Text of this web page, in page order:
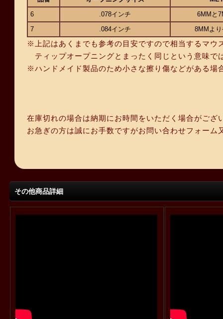
6
.078インチ
6MMと
7
.084インチ 8MMよ
※上記はあくまでも参考の目安ですので相当するマウ
ティップオープニングとまったく同じという意味で
※ハンドメイド製品のため小さな擦り傷などがある場
在庫切れの場合は納期にお時間をいただく場合がござ
お急ぎの方は誠にお手数ですがお問い合わせフォーム
その他商品詳細